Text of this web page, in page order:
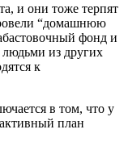
и они тоже терпят
“домашнюю
фонд и
людьми из других
к
в том, что у
план